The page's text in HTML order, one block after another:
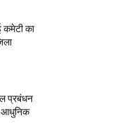
कमेटी का
प्रबंधन
आधुनिक